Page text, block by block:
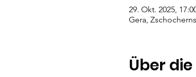
29. Okt. 2025,
Gera,
Über